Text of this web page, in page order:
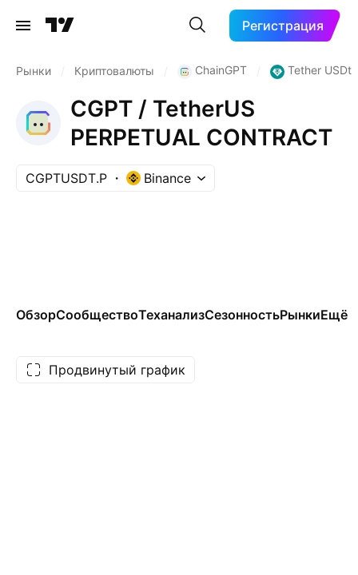
Регистрация
Рынки Криптовалюты ChainGPT Tether USDt
CGPT / TetherUS
PERPETUAL CONTRACT
CGPTUSDT.P Binance
ОбзорСообществоТеханализСезонностьРынкиЕщё
Продвинутый график